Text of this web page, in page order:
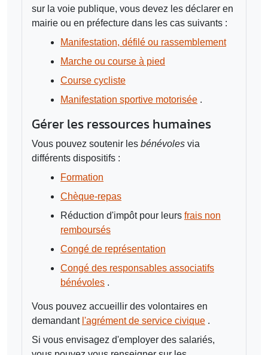
sur la voie publique, vous devez les déclarer en
mairie ou en préfecture dans les cas suivants :
Manifestation, défilé ou rassemblement
Marche ou course à pied
Course cycliste
Manifestation sportive motorisée .
Gérer les ressources humaines
Vous pouvez soutenir les bénévoles via
différents dispositifs :
Formation
Chèque-repas
Réduction d'impôt pour leurs frais non
remboursés
Congé de représentation
Congé des responsables associatifs
bénévoles .
Vous pouvez accueillir des volontaires en
demandant l'agrément de service civique .
Si vous envisagez d'employer des salariés,